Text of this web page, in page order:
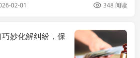
02-01 348 阅读
妙化解纠纷，保